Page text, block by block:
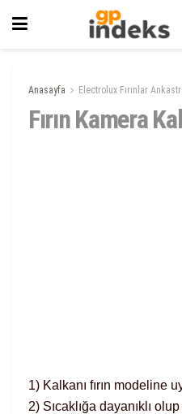
Anasayfa Electrolux Fırınlar
Fırın Kamera
1) Kalkanı fırın modeline
2) Sıcaklığa dayanıklı